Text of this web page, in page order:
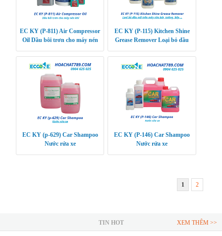
EC KY (P-811) Air Compressor
Oil Dầu bôi trơn cho máy nén
EC KY (P-115) Kitchen Shine
Grease Remover Loại bỏ dầu
bếp,…
EC KY (p-629) Car Shampoo
Nước rửa xe
EC KY (P-146) Car Shampoo
Nước rửa xe
1 2
TIN HOT XEM THÊM >>